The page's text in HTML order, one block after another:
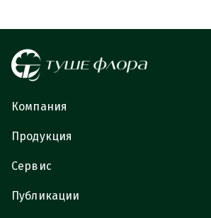
Компания
Продукция
Сервис
Публикации